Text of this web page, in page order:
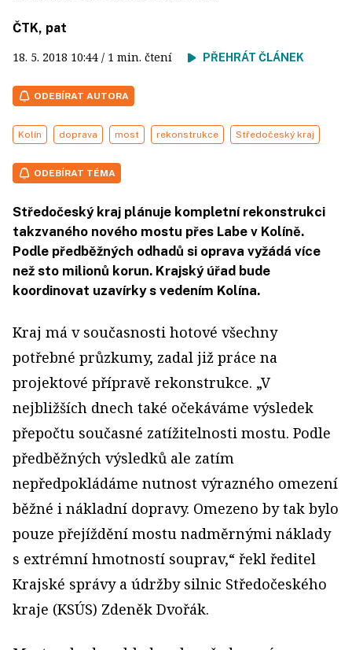
ČTK, pat
18. 5. 2018 10:44 / 1 min. čtení PŘEHRÁT ČLÁNEK
ODEBÍRAT AUTORA
Kolín doprava most rekonstrukce Středočeský kraj
ODEBÍRAT TÉMA
Středočeský kraj plánuje kompletní rekonstrukci
takzvaného nového mostu přes Labe v Kolíně.
Podle předběžných odhadů si oprava vyžádá více
než sto milionů korun. Krajský úřad bude
koordinovat uzavírky s vedením Kolína.
Kraj má v současnosti hotové všechny
potřebné průzkumy, zadal již práce na
projektové přípravě rekonstrukce. „V
nejbližších dnech také očekáváme výsledek
přepočtu současné zatížitelnosti mostu. Podle
předběžných výsledků ale zatím
nepředpokládáme nutnost výrazného omezení
běžné i nákladní dopravy. Omezeno by tak bylo
pouze přejíždění mostu nadměrnými náklady
s extrémní hmotností souprav,“ řekl ředitel
Krajské správy a údržby silnic Středočeského
kraje (KSÚS) Zdeněk Dvořák.